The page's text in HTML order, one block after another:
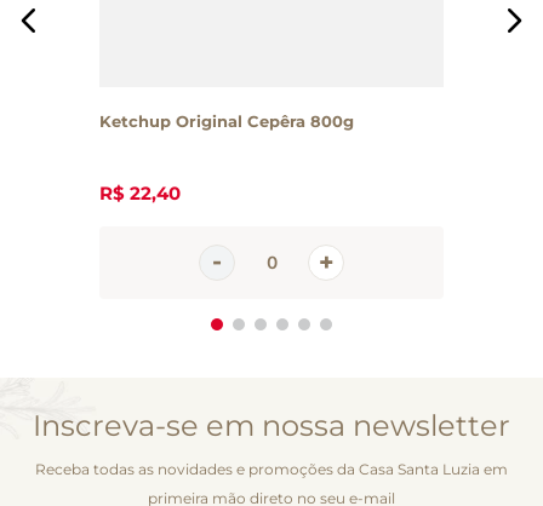
Ketchup Original Cepêra 800g
R$ 22,40
Inscreva-se em nossa newsletter
Receba todas as novidades e promoções da Casa Santa Luzia em
primeira mão direto no seu e-mail